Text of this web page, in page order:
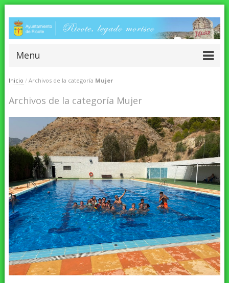
Menu
Inicio / Archivos de la categoría Mujer
Archivos de la categoría Mujer